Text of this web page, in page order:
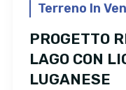
Terreno In
PROGETTO
LAGO CON
LUGANESE